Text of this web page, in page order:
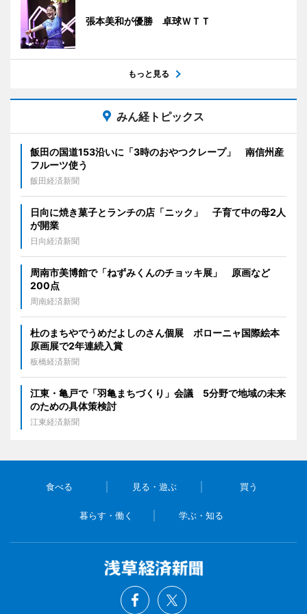
張本美和が優勝 卓球ＷＴＴ
もっと見る
みん経トピックス
飯田の国道153沿いに「3時のおやつクレープ」 南信州産
フルーツ使う
飯田経済新聞
日向に焼き菓子とランチの店「ニック」 子育て中の母2人
が開業
日向経済新聞
周南市美博館で「ねずみくんのチョッキ展」 原画など
200点
周南経済新聞
杜のまちやでうめだよしのさん個展 ボローニャ国際絵本
原画展で2年連続入賞
板橋経済新聞
江東・亀戸で「羽亀まちづくり」会議 5分野で地域の未来
のための具体策検討
江東経済新聞
食べる 見る・遊ぶ 買う
暮らす・働く 学ぶ・知る